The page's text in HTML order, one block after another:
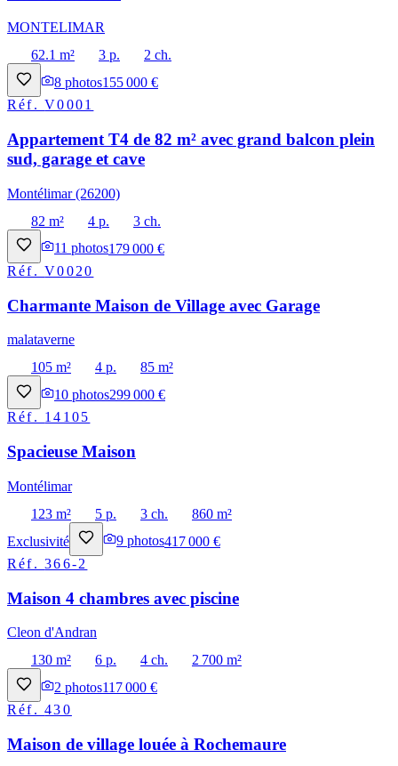
MONTELIMAR
62.1 m²
3 p.
2 ch.
8 photos155 000 €
Réf.V0001
Appartement T4 de 82 m² avec grand balcon plein
sud, garage et cave
Montélimar (26200)
82 m²
4 p.
3 ch.
11 photos179 000 €
Réf.V0020
Charmante Maison de Village avec Garage
malataverne
105 m²
4 p.
85 m²
10 photos299 000 €
Réf. 14105
Spacieuse Maison
Montélimar
123 m²
5 p. 3 ch.
860 m²
Exclusivité
9 photos417 000 €
Réf.366-2
Maison 4 chambres avec piscine
Cleon d'Andran
130 m²
6 p. 4 ch.
2 700 m²
2 photos117 000 €
Réf.430
Maison de village louée à Rochemaure